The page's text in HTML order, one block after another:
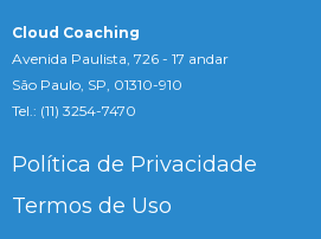
Cloud Coaching
Avenida Paulista, 726 - 17 andar
São Paulo, SP, 01310-910
Tel.: (11) 3254-7470
Política de Privacidade
Termos de Uso